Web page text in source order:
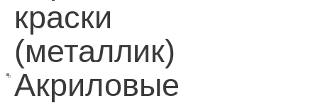
краски
(металлик)
Акриловые